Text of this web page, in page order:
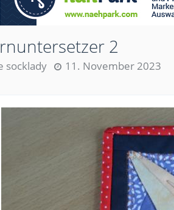
2
socklady 11. November 2023